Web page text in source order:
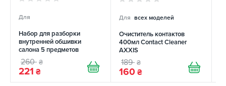
Для
Набор для разборки
внутренней обшивки
салона 5 предметов
ROCKFORCE
260 ₴
221 ₴
Для всех моделей
Очиститель контактов
400мл Contact Cleaner
AXXIS
189 ₴
160 ₴